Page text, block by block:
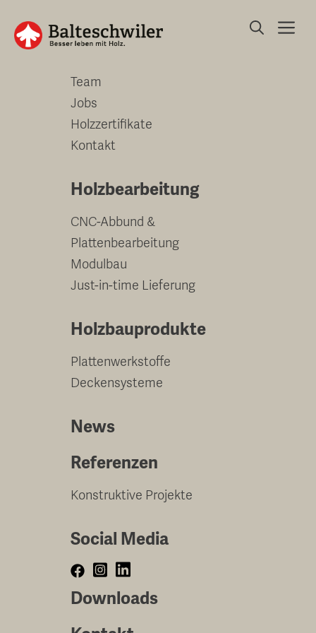
zum
Inhalt
Unternehmen
Team
Jobs
Holzzertifikate
Kontakt
Holzbearbeitung
CNC-Abbund &
Plattenbearbeitung
Modulbau
Just-in-time Lieferung
Holzbauprodukte
Plattenwerkstoffe
Deckensysteme
News
Referenzen
Konstruktive Projekte
Social Media
Downloads